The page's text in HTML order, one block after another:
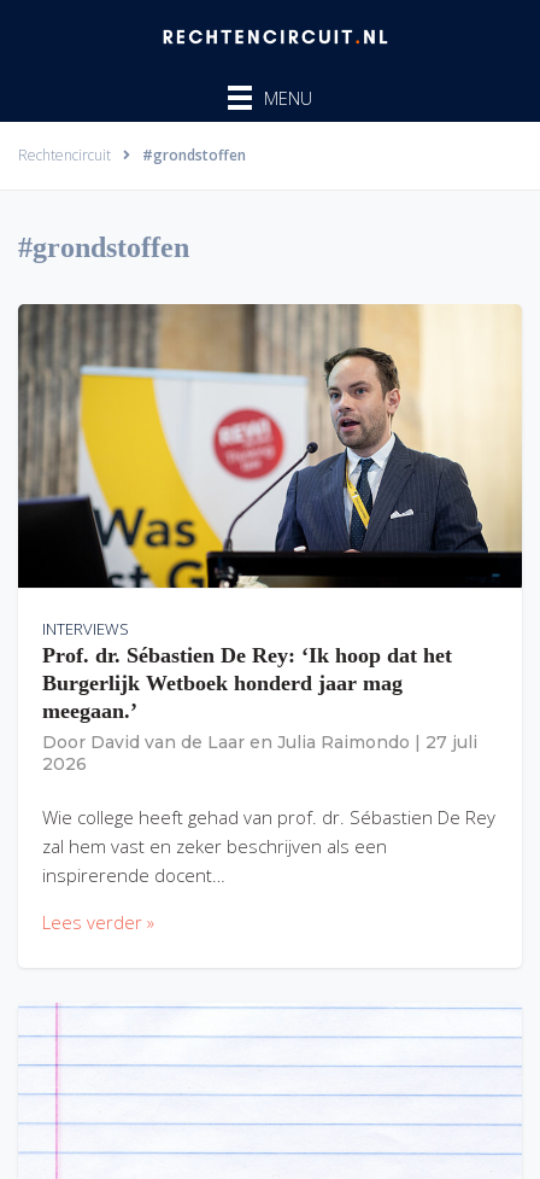
MENU
Rechtencircuit #grondstoffen
#grondstoffen
INTERVIEWS
Prof. dr. Sébastien De Rey: ‘Ik hoop dat het
Burgerlijk Wetboek honderd jaar mag
meegaan.’
Door David van de Laar en Julia Raimondo
27 juli
2026
Wie college heeft gehad van prof. dr. Sébastien De Rey
zal hem vast en zeker beschrijven als een
inspirerende docent…
Lees verder »